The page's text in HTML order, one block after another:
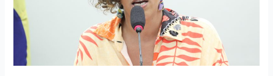
de
comunidades
tradicionais
para
concessão